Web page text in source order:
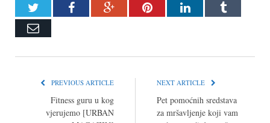
TwitterFacebookGoogle+PinterestLinkedInTumblr
Email
PREVIOUS ARTICLE
Fitness guru u kog
vjerujemo [URBAN
NEXT ARTICLE
Pet pomoćnih sredstava
za mršavljenje koji vam